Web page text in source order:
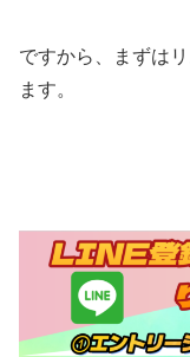
ですから、まずは
ます。